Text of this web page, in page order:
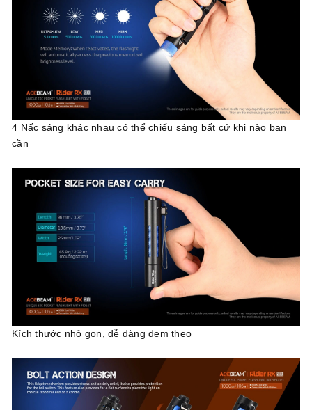
4 Nấc sáng khác nhau có thể chiếu sáng bất cứ khi nào bạn
cần
Kích thước nhỏ gọn, dễ dàng đem theo